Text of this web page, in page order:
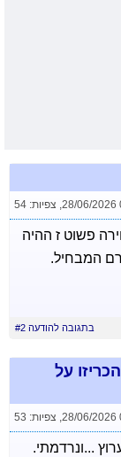
28/06/2026
, צפיות: 54
עם הבחירה פשוט ז ההיה
המבחיל.
בתגובה להודעה #2
על
28/06/2026
, צפיות: 53
...ונרדמתי.